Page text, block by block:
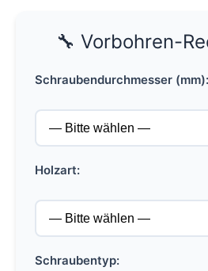
🔧 Vorbohren-
Schraubendurchmesser (mm):
Holzart:
Schraubentyp: